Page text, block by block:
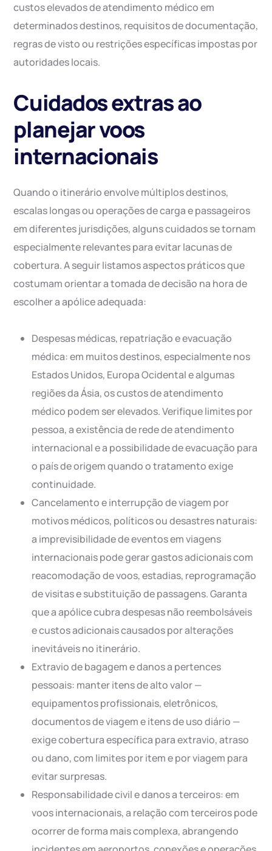
custos elevados de atendimento médico em
determinados destinos, requisitos de documentação,
regras de visto ou restrições específicas impostas por
autoridades locais.
Cuidados extras ao
planejar voos
internacionais
Quando o itinerário envolve múltiplos destinos,
escalas longas ou operações de carga e passageiros
em diferentes jurisdições, alguns cuidados se tornam
especialmente relevantes para evitar lacunas de
cobertura. A seguir listamos aspectos práticos que
costumam orientar a tomada de decisão na hora de
escolher a apólice adequada:
Despesas médicas, repatriação e evacuação
médica: em muitos destinos, especialmente nos
Estados Unidos, Europa Ocidental e algumas
regiões da Ásia, os custos de atendimento
médico podem ser elevados. Verifique limites por
pessoa, a existência de rede de atendimento
internacional e a possibilidade de evacuação para
o país de origem quando o tratamento exige
continuidade.
Cancelamento e interrupção de viagem por
motivos médicos, políticos ou desastres naturais:
a imprevisibilidade de eventos em viagens
internacionais pode gerar gastos adicionais com
reacomodação de voos, estadias, reprogramação
de visitas e substituição de passagens. Garanta
que a apólice cubra despesas não reembolsáveis
e custos adicionais causados por alterações
inevitáveis no itinerário.
Extravio de bagagem e danos a pertences
pessoais: manter itens de alto valor —
equipamentos profissionais, eletrônicos,
documentos de viagem e itens de uso diário —
exige cobertura específica para extravio, atraso
ou dano, com limites por item e por viagem para
evitar surpresas.
Responsabilidade civil e danos a terceiros: em
voos internacionais, a relação com terceiros pode
ocorrer de forma mais complexa, abrangendo